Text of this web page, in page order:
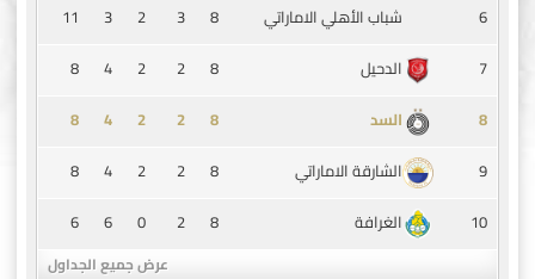
6
شباب الأهلي الاماراتي 8
3
2
3
11
7
الدحيل 8
2
2
4
8
8
السد 8
2
2
4
8
9
الشارقة الاماراتي 8
2
2
4
8
10
الغرافة 8
2
0
6
6
عرض جميع الجداول